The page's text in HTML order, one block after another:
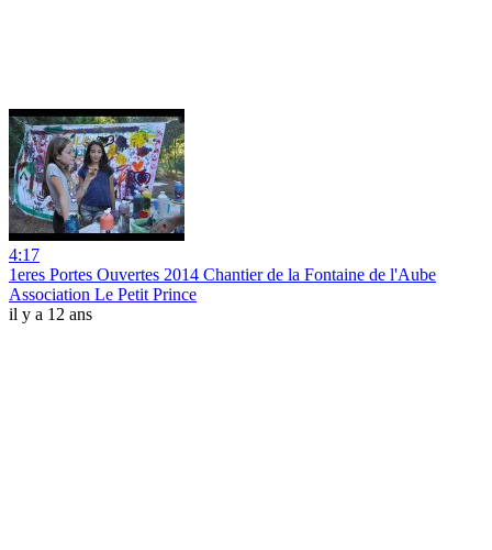
4:17
1eres Portes Ouvertes 2014 Chantier de la Fontaine de l'Aube
Association Le Petit Prince
il y a 12 ans